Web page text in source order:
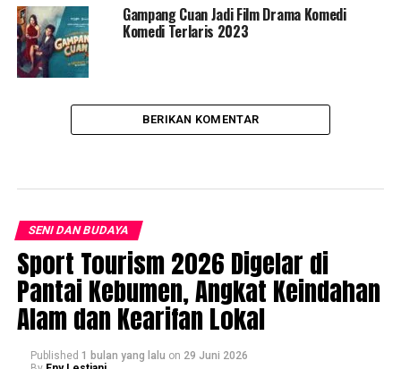
Gampang Cuan Jadi Film Drama Komedi
Komedi Terlaris 2023
BERIKAN KOMENTAR
SENI DAN BUDAYA
Sport Tourism 2026 Digelar di
Pantai Kebumen, Angkat Keindahan
Alam dan Kearifan Lokal
Published 1 bulan yang lalu on 29 Juni 2026